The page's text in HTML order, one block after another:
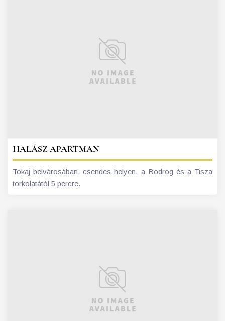
HALÁSZ APARTMAN
Tokaj belvárosában, csendes helyen, a Bodrog és a Tisza
torkolatától 5 percre.